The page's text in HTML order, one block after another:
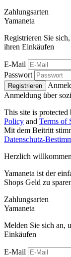
Zahlungsarten
Yamaneta
Registrieren Sie
ihren Einkäufen
E-Mail
Passwort
Registrieren
Anmeldung über
This site is
Policy and Terms of
Mit dem Beitritt
Datenschutz-
Herzlich
Yamaneta ist der
Shops Geld zu
Zahlungsarten
Yamaneta
Melden Sie sich an,
Einkäufen
E-Mail